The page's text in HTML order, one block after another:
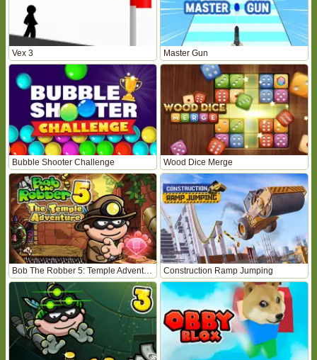
Vex 3 Master Gun
Bubble Shooter Challenge Wood Dice Merge
Bob The Robber 5: Temple Adventure Construction Ramp Jumping